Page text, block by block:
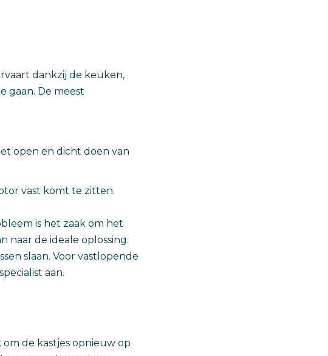
dankzij de keuken,
gaan. De meest
open en dicht doen van
vast komt te zitten.
is het zaak om het
naar de ideale oplossing.
slaan. Voor vastlopende
aan.
de kastjes opnieuw op